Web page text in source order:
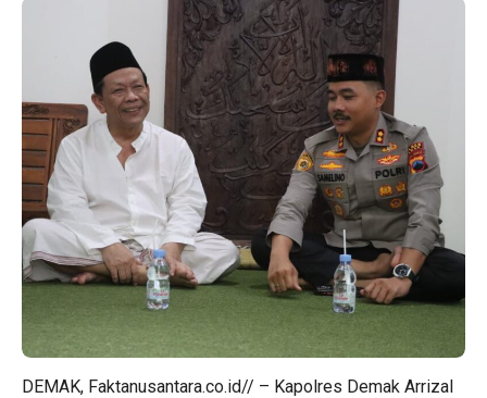
DEMAK, Faktanusantara.co.id// – Kapolres Demak Arrizal